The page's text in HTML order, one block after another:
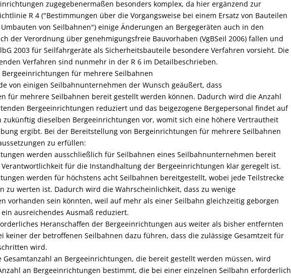
zugegebenermaßen besonders komplex, da hier ergänzend zur
R 4 ("Bestimmungen über die Vorgangsweise bei einem Ersatz von Bauteilen
von Seilbahnen") einige Änderungen an Bergegeräten auch in den
der Verordnung über genehmigungsfreie Bauvorhaben (VgBSeil 2006) fallen und
2003 für Seilfahrgeräte als Sicherheitsbauteile besondere Verfahren vorsieht. Die
Verfahren sind nunmehr in der R 6 im Detailbeschrieben.
für mehrere Seilbahnen
von einigen Seilbahnunternehmen der Wunsch geäußert, dass
für mehrere Seilbahnen bereit gestellt werden können. Dadurch wird die Anzahl
Bergeeinrichtungen reduziert und das beigezogene Bergepersonal findet auf
zukünftig dieselben Bergeeinrichtungen vor, womit sich eine höhere Vertrautheit
ergibt. Bei der Bereitstellung von Bergeinrichtungen für mehrere Seilbahnen
zu erfüllen:
werden ausschließlich für Seilbahnen eines Seilbahnunternehmen bereit
für die Instandhaltung der Bergeeinrichtungen klar geregelt ist.
werden für höchstens acht Seilbahnen bereitgestellt, wobei jede Teilstrecke
zu werten ist. Dadurch wird die Wahrscheinlichkeit, dass zu wenige
vorhanden sein könnten, weil auf mehr als einer Seilbahn gleichzeitig geborgen
ausreichendes Ausmaß reduziert.
Heranschaffen der Bergeeinrichtungen aus weiter als bisher entfernten
keiner der betroffenen Seilbahnen dazu führen, dass die zulässige Gesamtzeit für
wird.
Gesamtanzahl an Bergeeinrichtungen, die bereit gestellt werden müssen, wird
an Bergeeinrichtungen bestimmt, die bei einer einzelnen Seilbahn erforderlich